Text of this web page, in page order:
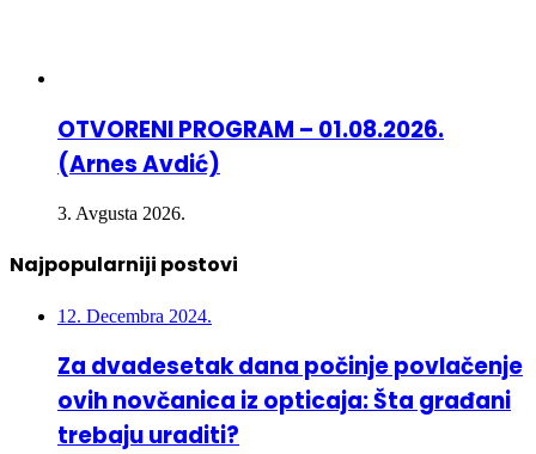
OTVORENI PROGRAM – 01.08.2026.
(Arnes Avdić)
3. Avgusta 2026.
Najpopularniji postovi
12. Decembra 2024.
Za dvadesetak dana počinje povlačenje
ovih novčanica iz opticaja: Šta građani
trebaju uraditi?